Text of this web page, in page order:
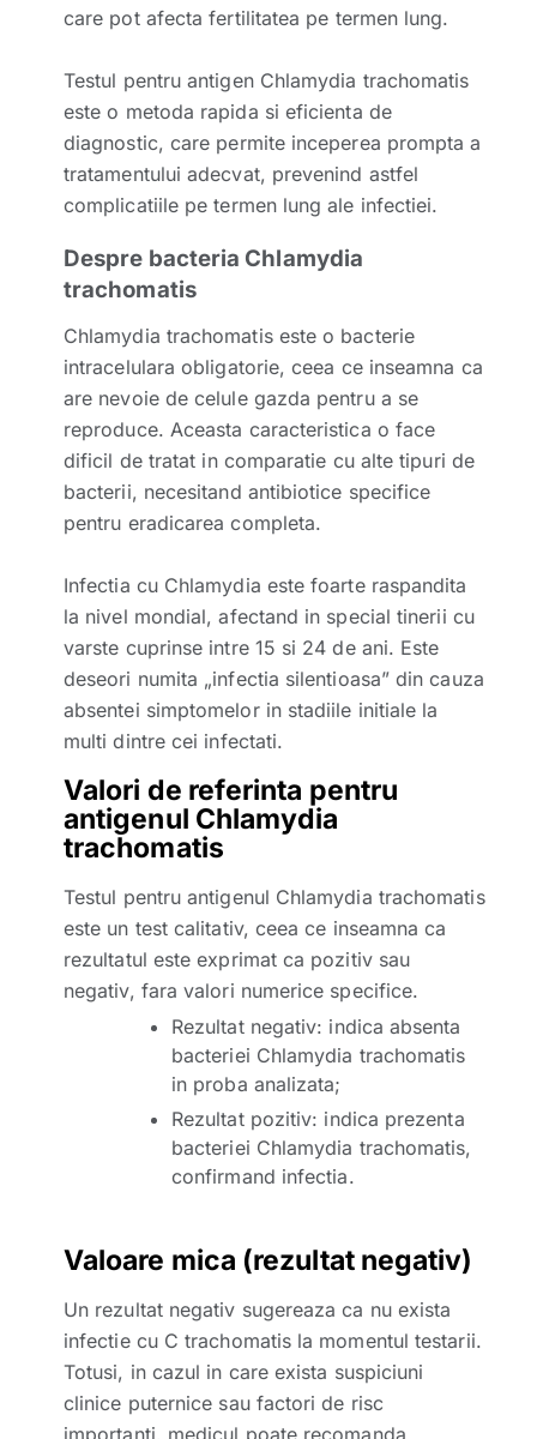
care pot afecta fertilitatea pe termen lung.
Testul pentru antigen Chlamydia trachomatis
este o metoda rapida si eficienta de
diagnostic, care permite inceperea prompta a
tratamentului adecvat, prevenind astfel
complicatiile pe termen lung ale infectiei.
Despre bacteria Chlamydia
trachomatis
Chlamydia trachomatis este o bacterie
intracelulara obligatorie, ceea ce inseamna ca
are nevoie de celule gazda pentru a se
reproduce. Aceasta caracteristica o face
dificil de tratat in comparatie cu alte tipuri de
bacterii, necesitand antibiotice specifice
pentru eradicarea completa.
Infectia cu Chlamydia este foarte raspandita
la nivel mondial, afectand in special tinerii cu
varste cuprinse intre 15 si 24 de ani. Este
deseori numita „infectia silentioasa” din cauza
absentei simptomelor in stadiile initiale la
multi dintre cei infectati.
Valori de referinta pentru
antigenul Chlamydia
trachomatis
Testul pentru antigenul Chlamydia trachomatis
este un test calitativ, ceea ce inseamna ca
rezultatul este exprimat ca pozitiv sau
negativ, fara valori numerice specifice.
Rezultat negativ: indica absenta
bacteriei Chlamydia trachomatis
in proba analizata;
Rezultat pozitiv: indica prezenta
bacteriei Chlamydia trachomatis,
confirmand infectia.
Valoare mica (rezultat negativ)
Un rezultat negativ sugereaza ca nu exista
infectie cu C trachomatis la momentul testarii.
Totusi, in cazul in care exista suspiciuni
clinice puternice sau factori de risc
importanti, medicul poate recomanda